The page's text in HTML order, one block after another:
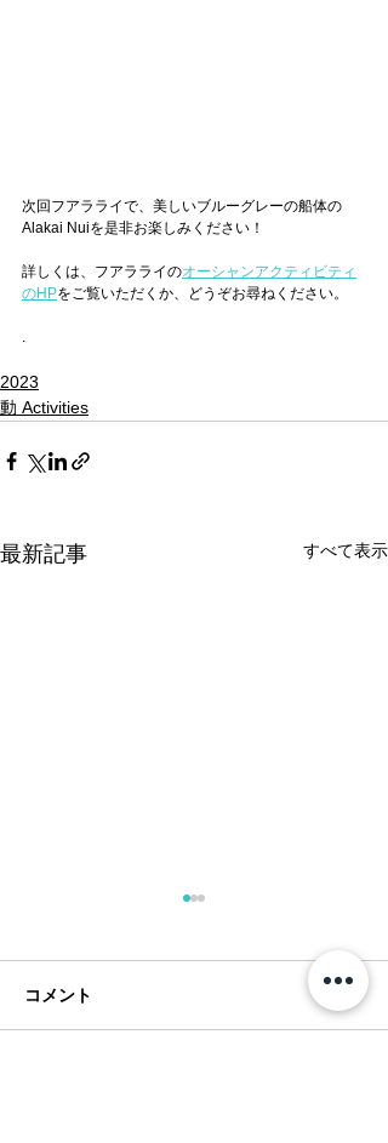
次回フアラライで、美しいブルーグレーの船体の
Alakai Nuiを是非お楽しみください！
詳しくは、フアラライのオーシャンアクティビティ
のHPをご覧いただくか、どうぞお尋ねください。
2023
動 Activities
最新記事 すべて表示
コメント